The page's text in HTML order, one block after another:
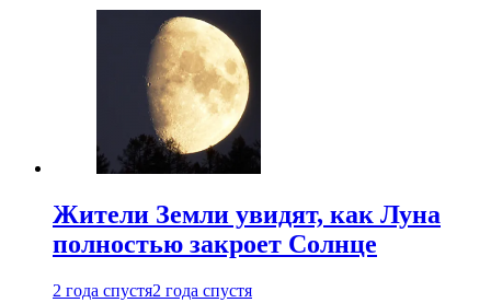
Жители Земли увидят, как Луна
полностью закроет Солнце
2 года спустя2 года спустя